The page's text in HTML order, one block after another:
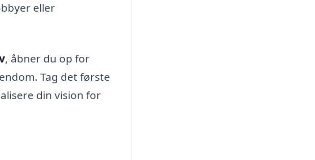
eller
, åbner du op for
Tag det første
din vision for